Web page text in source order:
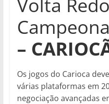
–
Os jogos do Carioca
várias plataformas em
negociação avançadas